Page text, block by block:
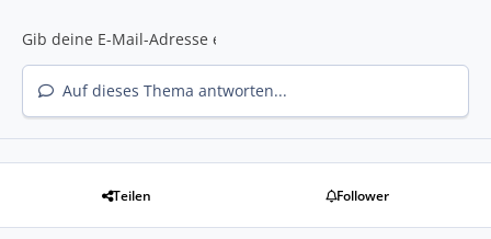
Auf dieses Thema antworten...
Teilen Follower